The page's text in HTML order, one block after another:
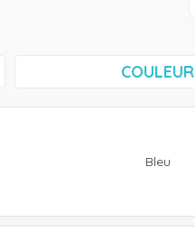
COULEUR
Bleu